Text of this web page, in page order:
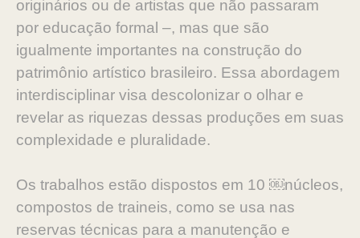
originários ou de artistas que não passaram
por educação formal –, mas que são
igualmente importantes na construção do
patrimônio artístico brasileiro. Essa abordagem
interdisciplinar visa descolonizar o olhar e
revelar as riquezas dessas produções em suas
complexidade e pluralidade.
Os trabalhos estão dispostos em 10 ￼núcleos,
compostos de traineis, como se usa nas
reservas técnicas para a manutenção e